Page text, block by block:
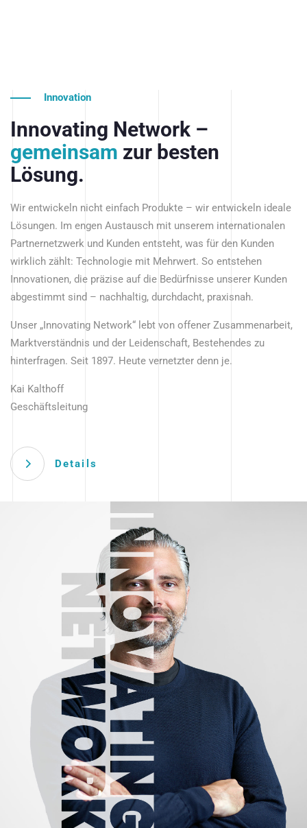
Innovation
Innovating Network –
gemeinsam zur besten
Lösung.
Wir entwickeln nicht einfach Produkte – wir entwickeln ideale
Lösungen. Im engen Austausch mit unserem internationalen
Partnernetzwerk und Kunden entsteht, was für den Kunden
wirklich zählt: Technologie mit Mehrwert. So entstehen
Innovationen, die präzise auf die Bedürfnisse unserer Kunden
abgestimmt sind – nachhaltig, durchdacht, praxisnah.
Unser „Innovating Network“ lebt von offener Zusammenarbeit,
Marktverständnis und der Leidenschaft, Bestehendes zu
hinterfragen. Seit 1897. Heute vernetzter denn je.
Kai Kalthoff
Geschäftsleitung
Details